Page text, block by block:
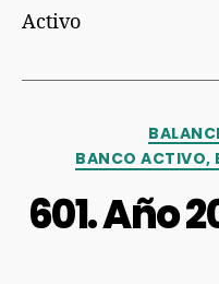
Activo
BANCO ACTIVO,
601. Año